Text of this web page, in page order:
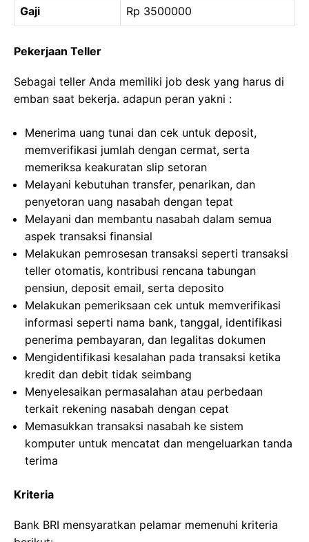
Gaji Rp 3500000
Pekerjaan Teller
Sebagai teller Anda memiliki job desk yang harus di
emban saat bekerja. adapun peran yakni :
Menerima uang tunai dan cek untuk deposit,
memverifikasi jumlah dengan cermat, serta
memeriksa keakuratan slip setoran
Melayani kebutuhan transfer, penarikan, dan
penyetoran uang nasabah dengan tepat
Melayani dan membantu nasabah dalam semua
aspek transaksi finansial
Melakukan pemrosesan transaksi seperti transaksi
teller otomatis, kontribusi rencana tabungan
pensiun, deposit email, serta deposito
Melakukan pemeriksaan cek untuk memverifikasi
informasi seperti nama bank, tanggal, identifikasi
penerima pembayaran, dan legalitas dokumen
Mengidentifikasi kesalahan pada transaksi ketika
kredit dan debit tidak seimbang
Menyelesaikan permasalahan atau perbedaan
terkait rekening nasabah dengan cepat
Memasukkan transaksi nasabah ke sistem
komputer untuk mencatat dan mengeluarkan tanda
terima
Kriteria
Bank BRI mensyaratkan pelamar memenuhi kriteria